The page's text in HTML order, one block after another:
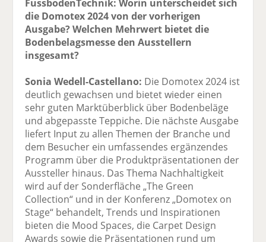
FussbodenTechnik: Worin unterscheidet sich
die Domotex 2024 von der vorherigen
Ausgabe? Welchen Mehrwert bietet die
Bodenbelagsmesse den Ausstellern
insgesamt?
Sonia Wedell-Castellano: Die Domotex 2024 ist
deutlich gewachsen und bietet wieder einen
sehr guten Marktüberblick über Bodenbeläge
und abgepasste Teppiche. Die nächste Ausgabe
liefert Input zu allen Themen der Branche und
dem Besucher ein umfassendes ergänzendes
Programm über die Produktpräsentationen der
Aussteller hinaus. Das Thema Nachhaltigkeit
wird auf der Sonderfläche „The Green
Collection“ und in der Konferenz „Domotex on
Stage“ behandelt, Trends und Inspirationen
bieten die Mood Spaces, die Carpet Design
Awards sowie die Präsentationen rund um